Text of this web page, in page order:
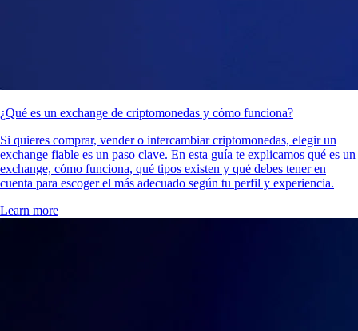
¿Qué es un exchange de criptomonedas y cómo funciona?
Si quieres comprar, vender o intercambiar criptomonedas, elegir un
exchange fiable es un paso clave. En esta guía te explicamos qué es un
exchange, cómo funciona, qué tipos existen y qué debes tener en
cuenta para escoger el más adecuado según tu perfil y experiencia.
Learn more